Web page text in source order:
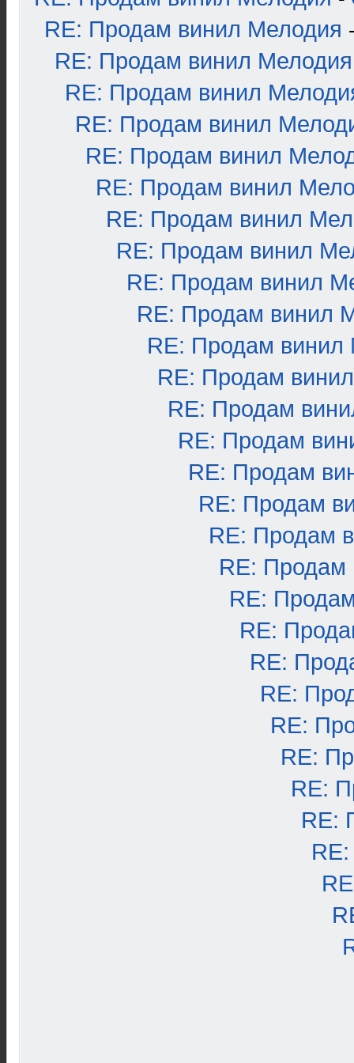
RE: Продам винил Мелодия
RE: Продам винил Мелодия
RE: Продам винил
RE: Продам винил
RE: Продам винил
RE: Продам винил
RE: Продам винил
RE: Продам винил
RE: Продам винил
RE: Продам винил
RE: Продам винил
RE: Продам
RE: Продам
RE: Продам
RE: Продам
RE: Продам
RE: Продам
RE: Продам
RE:
RE:
RE:
RE:
RE:
RE:
RE:
RE: